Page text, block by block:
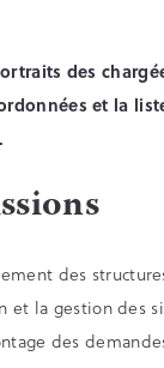
des
et la
des
et la gestion des
des